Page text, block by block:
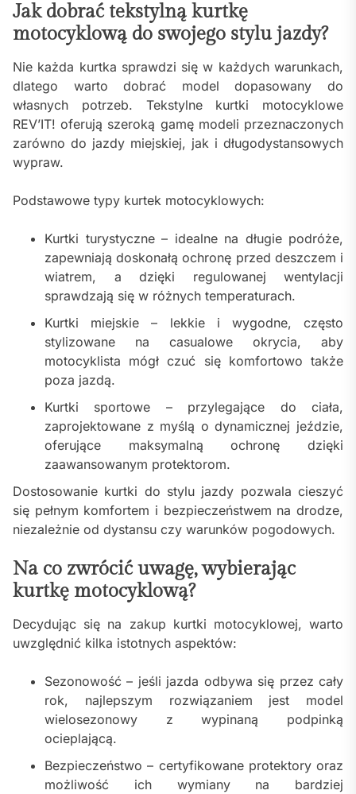
Jak dobrać tekstylną kurtkę
motocyklową do swojego stylu jazdy?
Nie każda kurtka sprawdzi się w każdych warunkach,
dlatego warto dobrać model dopasowany do
własnych potrzeb. Tekstylne kurtki motocyklowe
REV’IT! oferują szeroką gamę modeli przeznaczonych
zarówno do jazdy miejskiej, jak i długodystansowych
wypraw.
Podstawowe typy kurtek motocyklowych:
Kurtki turystyczne – idealne na długie podróże,
zapewniają doskonałą ochronę przed deszczem i
wiatrem, a dzięki regulowanej wentylacji
sprawdzają się w różnych temperaturach.
Kurtki miejskie – lekkie i wygodne, często
stylizowane na casualowe okrycia, aby
motocyklista mógł czuć się komfortowo także
poza jazdą.
Kurtki sportowe – przylegające do ciała,
zaprojektowane z myślą o dynamicznej jeździe,
oferujące maksymalną ochronę dzięki
zaawansowanym protektorom.
Dostosowanie kurtki do stylu jazdy pozwala cieszyć
się pełnym komfortem i bezpieczeństwem na drodze,
niezależnie od dystansu czy warunków pogodowych.
Na co zwrócić uwagę, wybierając
kurtkę motocyklową?
Decydując się na zakup kurtki motocyklowej, warto
uwzględnić kilka istotnych aspektów:
Sezonowość – jeśli jazda odbywa się przez cały
rok, najlepszym rozwiązaniem jest model
wielosezonowy z wypinaną podpinką
ocieplającą.
Bezpieczeństwo – certyfikowane protektory oraz
możliwość ich wymiany na bardziej